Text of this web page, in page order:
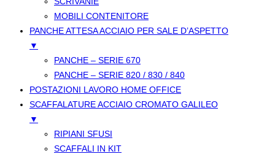
MOBILI CONTENITORE
PANCHE ATTESA ACCIAIO PER SALE D’ASPETTO
▼
PANCHE – SERIE 670
PANCHE – SERIE 820 / 830 / 840
POSTAZIONI LAVORO HOME OFFICE
SCAFFALATURE ACCIAIO CROMATO GALILEO
▼
RIPIANI SFUSI
SCAFFALI IN KIT